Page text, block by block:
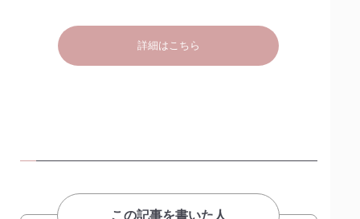
詳細はこちら
この記事を書いた人